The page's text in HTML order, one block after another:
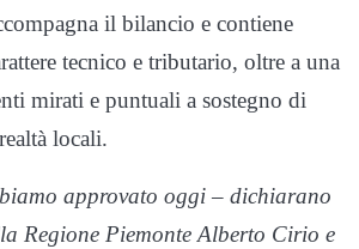
il bilancio e contiene
tecnico e tributario, oltre a una
mirati e puntuali a sostegno di
locali.
approvato oggi – dichiarano
Regione Piemonte Alberto Cirio e